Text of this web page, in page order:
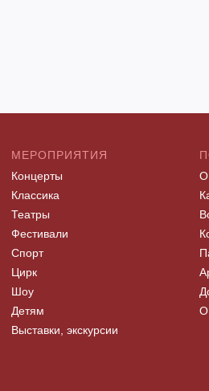
МЕРОПРИЯТИЯ
Концерты
Классика
Театры
Фестивали
Спорт
Цирк
Шоу
Детям
Выставки, экскурсии
О
О